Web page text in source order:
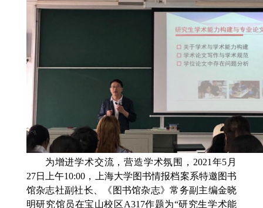
为增进学术交流，营造学术氛围，2021年5月
27日上午10:00，上海大学图书情报档案系特邀图书
馆杂志社副社长、《图书馆杂志》常务副主编金晓
明研究馆员在宝山校区A317作题为“研究生学术能